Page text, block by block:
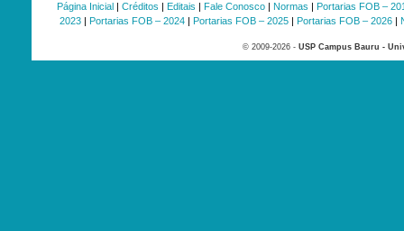
Página Inicial| Créditos | Editais | Fale Conosco| Normas | Portarias FOB –
2023| Portarias FOB – 2024| Portarias FOB – 2025| Portarias FOB – 2026|
© 2009-2026 - USP Campus Bauru -